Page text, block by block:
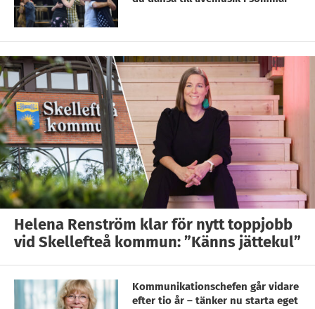
Helena Renström klar för nytt toppjobb
vid Skellefteå kommun: ”Känns jättekul”
Kommunikationschefen går vidare
efter tio år – tänker nu starta eget